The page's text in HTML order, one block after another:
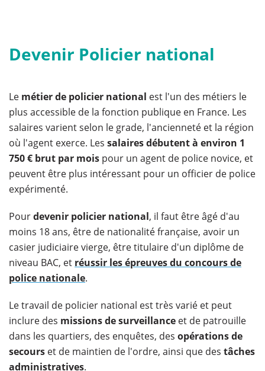
Devenir Policier national
Le métier de policier national est l'un des métiers le
plus accessible de la fonction publique en France. Les
salaires varient selon le grade, l'ancienneté et la région
où l'agent exerce. Les salaires débutent à environ 1
750 € brut par mois pour un agent de police novice, et
peuvent être plus intéressant pour un officier de police
expérimenté.
Pourdevenir policier national, il faut être âgé d'au
moins 18 ans, être de nationalité française, avoir un
casier judiciaire vierge, être titulaire d'un diplôme de
niveau BAC, et réussir les épreuves du concours de
police nationale.
Le travail de policier national est très varié et peut
inclure des missions de surveillance et de patrouille
dans les quartiers, des enquêtes, des opérations de
secours et de maintien de l'ordre, ainsi que des tâches
administratives.